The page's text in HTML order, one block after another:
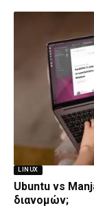
LINUX
Ubuntu vs
διανομών;